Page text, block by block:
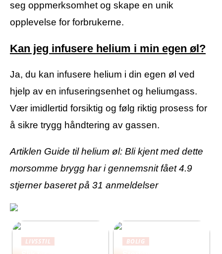
seg oppmerksomhet og skape en unik
opplevelse for forbrukerne.
Kan jeg infusere helium i min egen øl?
Ja, du kan infusere helium i din egen øl ved
hjelp av en infuseringsenhet og heliumgass.
Vær imidlertid forsiktig og følg riktig prosess for
å sikre trygg håndtering av gassen.
Artiklen Guide til helium øl: Bli kjent med dette
morsomme brygg har i gennemsnit fået4.9
stjerner baseret på 31 anmeldelser
LIVSSTIL BOLIG